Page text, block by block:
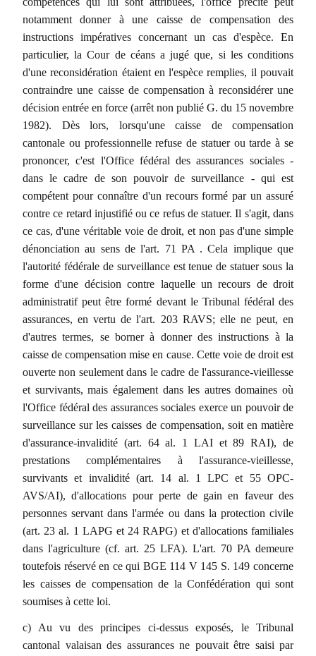
notamment donner à une caisse de compensation des
instructions impératives concernant un cas d'espèce. En
particulier, la Cour de céans a jugé que, si les conditions
d'une reconsidération étaient en l'espèce remplies, il pouvait
contraindre une caisse de compensation à reconsidérer une
décision entrée en force (arrêt non publié G. du 15 novembre
1982). Dès lors, lorsqu'une caisse de compensation
cantonale ou professionnelle refuse de statuer ou tarde à se
prononcer, c'est l'Office fédéral des assurances sociales -
dans le cadre de son pouvoir de surveillance - qui est
compétent pour connaître d'un recours formé par un assuré
contre ce retard injustifié ou ce refus de statuer. Il s'agit, dans
ce cas, d'une véritable voie de droit, et non pas d'une simple
dénonciation au sens de l'art. 71 PA . Cela implique que
l'autorité fédérale de surveillance est tenue de statuer sous la
forme d'une décision contre laquelle un recours de droit
administratif peut être formé devant le Tribunal fédéral des
assurances, en vertu de l'art. 203 RAVS; elle ne peut, en
d'autres termes, se borner à donner des instructions à la
caisse de compensation mise en cause. Cette voie de droit est
ouverte non seulement dans le cadre de l'assurance-vieillesse
et survivants, mais également dans les autres domaines où
l'Office fédéral des assurances sociales exerce un pouvoir de
surveillance sur les caisses de compensation, soit en matière
d'assurance-invalidité (art. 64 al. 1 LAI et 89 RAI), de
prestations complémentaires à l'assurance-vieillesse,
survivants et invalidité (art. 14 al. 1 LPC et 55 OPC-
AVS/AI), d'allocations pour perte de gain en faveur des
personnes servant dans l'armée ou dans la protection civile
(art. 23 al. 1 LAPG et 24 RAPG) et d'allocations familiales
dans l'agriculture (cf. art. 25 LFA). L'art. 70 PA demeure
toutefois réservé en ce qui BGE 114 V 145 S. 149 concerne
les caisses de compensation de la Confédération qui sont
soumises à cette loi.
c) Au vu des principes ci-dessus exposés, le Tribunal
cantonal valaisan des assurances ne pouvait être saisi par